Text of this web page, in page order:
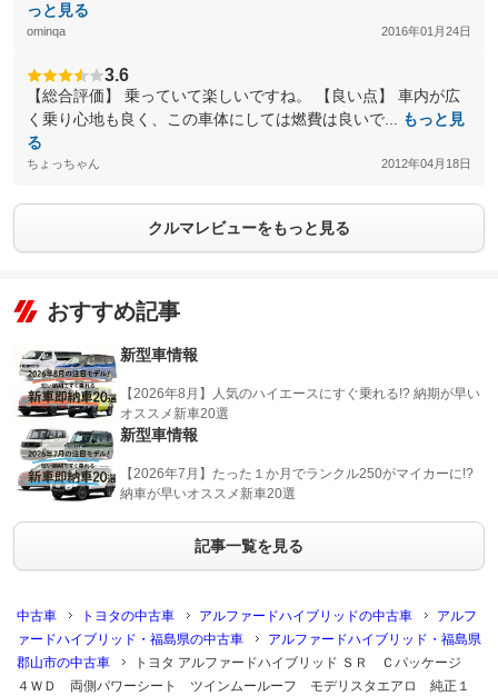
っと見る
ominqa 2016年01月24日
3.6
【総合評価】 乗っていて楽しいですね。 【良い点】 車内が広
く乗り心地も良く、この車体にしては燃費は良いで...
もっと見
る
ちょっちゃん 2012年04月18日
クルマレビューをもっと見る
おすすめ記事
新型車情報
【2026年8月】人気のハイエースにすぐ乗れる!? 納期が早い
オススメ新車20選
新型車情報
【2026年7月】たった１か月でランクル250がマイカーに!?
納車が早いオススメ新車20選
記事一覧を見る
中古車 トヨタの中古車 アルファードハイブリッドの中古車
アルフ
ァードハイブリッド・福島県の中古車
アルファードハイブリッド・福島県
郡山市の中古車
トヨタ アルファードハイブリッド ＳＲ Ｃパッケージ
４ＷＤ 両側パワーシート ツインムールーフ モデリスタエアロ 純正１